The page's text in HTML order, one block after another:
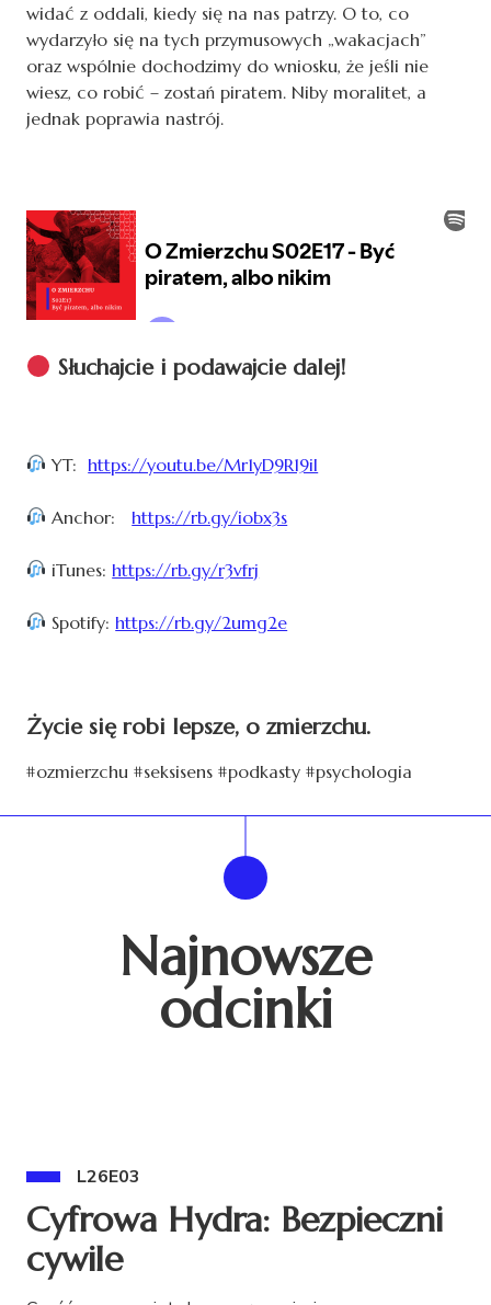
widać z oddali, kiedy się na nas patrzy. O to, co
wydarzyło się na tych przymusowych „wakacjach”
oraz wspólnie dochodzimy do wniosku, że jeśli nie
wiesz, co robić – zostań piratem. Niby moralitet, a
jednak poprawia nastrój.
Słuchajcie i podawajcie dalej!
YT: https://youtu.be/Mr1yD9R19iI
Anchor: https://rb.gy/iobx3s
iTunes: https://rb.gy/r3vfrj
Spotify: https://rb.gy/2umg2e
Życie się robi lepsze, o zmierzchu.
#ozmierzchu #seksisens #podkasty #psychologia
Najnowsze
odcinki
L26E03
Cyfrowa Hydra: Bezpieczni
cywile